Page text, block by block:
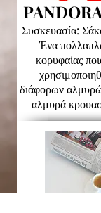
Συσκευασία:
Ένα
κορυφαίας
διάφορων
αλμυρά